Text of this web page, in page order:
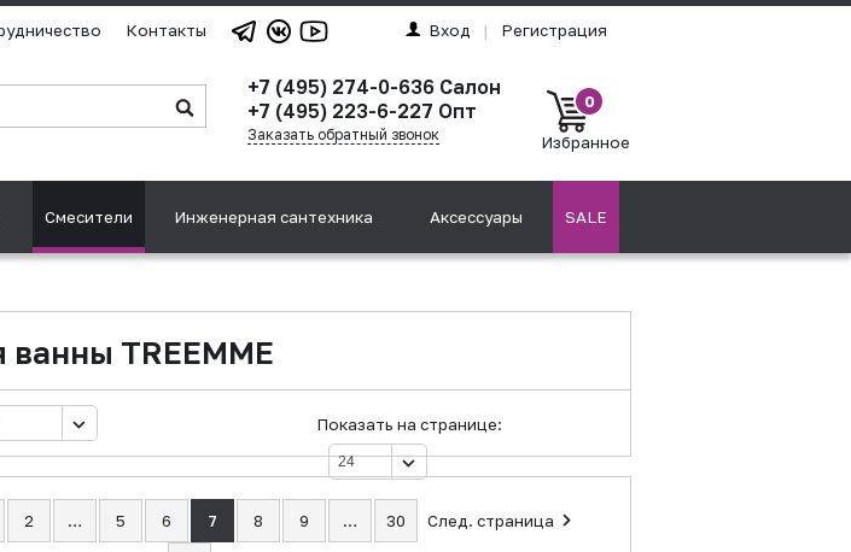
Контакты Вход | Регистрация
+7 (495) 274-0-636 Салон
+7 (495) 223-6-227 Опт
Заказать обратный звонок
0
Избранное
Смесители Инженерная сантехника Аксессуары SALE
TREEMME
Показать на странице:
След. страница
2 … 5 6 7 8 9 … 30